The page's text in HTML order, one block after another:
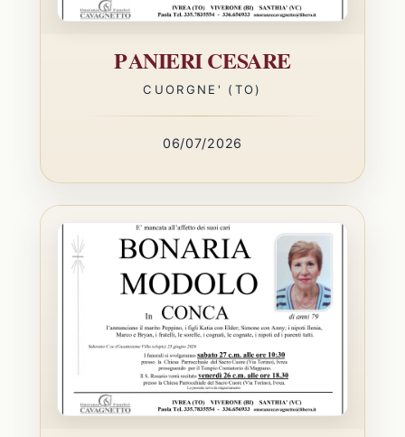
PANIERI CESARE
CUORGNE' (TO)
06/07/2026